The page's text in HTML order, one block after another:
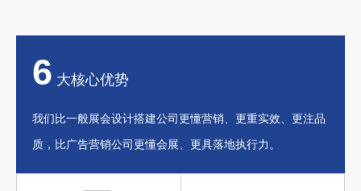
6 大核心优势
我们比一般展会设计搭建公司更懂营销、更重实效、更注品
质，比广告营销公司更懂会展、更具落地执行力。